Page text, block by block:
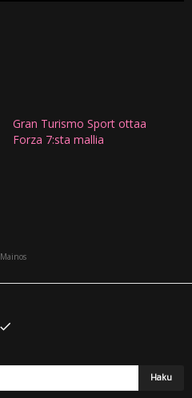
Gran Turismo Sport ottaa
Forza 7:sta mallia
Mainos